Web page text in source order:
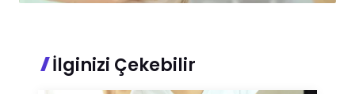
İlginizi Çekebilir